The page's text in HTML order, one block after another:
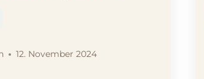
12. November 2024